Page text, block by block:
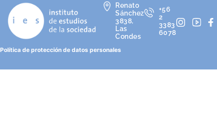
Renato
Sánchez
3838,
Las
Condes
+56
2
3383
6078
Política de protección de datos personales